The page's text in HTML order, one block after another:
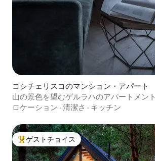
コシチェリスコのマンション・アパート
山の景色を望むゲルラハのアパートメント
ロケーション · 清潔さ · キッチン
大好評のゲストチョイスです。
ゲストチョイス